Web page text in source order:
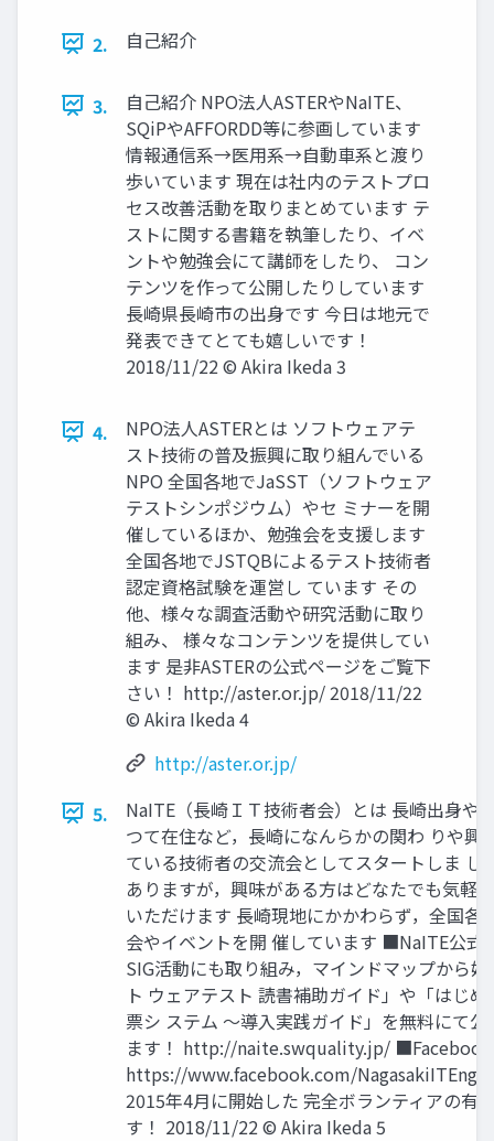
2. 自己紹介
3.
自己紹介 NPO法人ASTERやNaITE、
SQiPやAFFORDD等に参画しています
情報通信系→医用系→自動車系と渡り
歩いています 現在は社内のテストプロ
セス改善活動を取りまとめています テ
ストに関する書籍を執筆したり、イベ
ントや勉強会にて講師をしたり、 コン
テンツを作って公開したりしています
長崎県長崎市の出身です 今日は地元で
発表できてとても嬉しいです！
2018/11/22 © Akira Ikeda 3
4.
NPO法人ASTERとは ソフトウェアテ
スト技術の普及振興に取り組んでいる
NPO 全国各地でJaSST（ソフトウェア
テストシンポジウム）やセ ミナーを開
催しているほか、勉強会を支援します
全国各地でJSTQBによるテスト技術者
認定資格試験を運営し ています その
他、様々な調査活動や研究活動に取り
組み、 様々なコンテンツを提供してい
ます 是非ASTERの公式ページをご覧下
さい！ http://aster.or.jp/ 2018/11/22
© Akira Ikeda 4
http://aster.or.jp/
5.
NaITE（長崎ＩＴ技術者会）とは 長崎出身や
つて在住など，長崎になんらかの関わ りや興
ている技術者の交流会としてスタートしま し
ありますが，興味がある方はどなたでも気軽
いただけます 長崎現地にかかわらず，全国各
会やイベントを開 催しています ■NaITE公式
SIG活動にも取り組み，マインドマップから
ト ウェアテスト 読書補助ガイド」や「はじ
票シ ステム ～導入実践ガイド」を無料にて公
ます！ http://naite.swquality.jp/ ■Facebook
https://www.facebook.com/
2015年4月に開始した 完全ボランティアの有
す！ 2018/11/22 © Akira Ikeda 5